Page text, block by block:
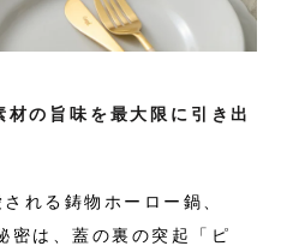
材の旨味を最大限に引き出
れる鋳物ホーロー鍋、
は、蓋の裏の突起「ピ